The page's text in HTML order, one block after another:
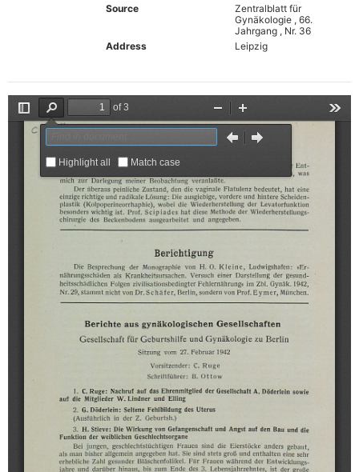
Source
Zentralblatt für
Gynäkologie , 66.
Jahrgang , Nr. 36
Address
Leipzig